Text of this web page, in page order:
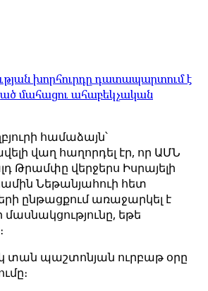
խորհուրդը դատապարտում է
մահացու ահաբեկչական
համաձայն՝
վաղ հաղորդել էր, որ ԱՄՆ
Թրամփը վերջերս Իսրայելի
Նեթանյահուի հետ
ընթացքում առաջարկել է
եթե
պաշտոնյան ուրբաթ օրը